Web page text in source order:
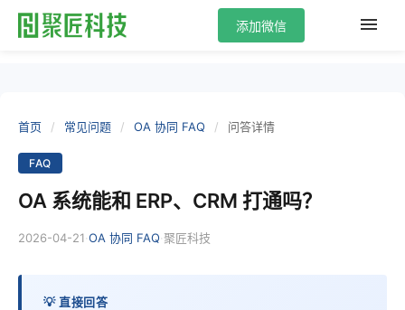
添加微信
首页 / 常见问题 / OA 协同 FAQ / 问答详情
FAQ
OA 系统能和 ERP、CRM 打通吗？
2026-04-21·OA 协同 FAQ·聚匠科技
💡 直接回答